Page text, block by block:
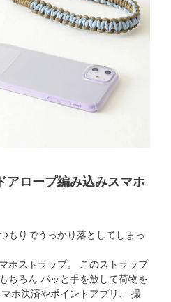
アロープ編み込みスマホ
もりでうっかり落としてしまっ
ホストラップ。 このストラップ
ちろん パッと手を放して荷物を
ホ決済やポイントアプリ、 撮